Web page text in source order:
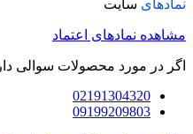
نمادهای سایت
مشاهده نمادهای اعتماد
اگر در مورد محصولات سوالی
02191304320
09199209803